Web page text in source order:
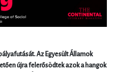
Az Egyesült Államok
újra felerősödtek azok a hangok